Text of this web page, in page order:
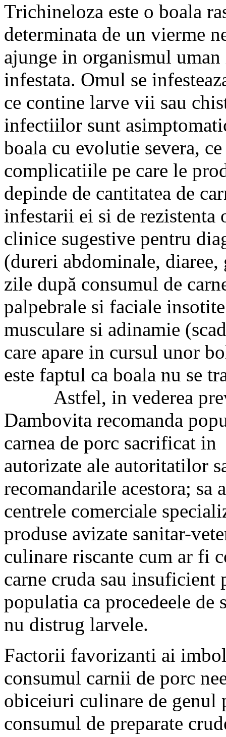
Trichineloza este o boala
determinata de un vierme
ajunge in organismul
infestata. Omul se
ce contine larve vii sau
infectiilor sunt
boala cu evolutie severa,
complicatiile pe care le
depinde de cantitatea de
infestarii ei si de rezistenta
clinice sugestive pentru
(dureri abdominale,
zile după consumul de
palpebrale si faciale
musculare si adinamie
care apare in cursul unor
este faptul ca boala nu se
Astfel, in vederea
Dambovita recomanda
carnea de porc sacrificat
autorizate ale autoritatilor
recomandarile acestora; sa
centrele comerciale
produse avizate sanitar-
culinare riscante cum ar fi
carne cruda sau
populatia ca procedeele de
nu distrug larvele.
Factorii favorizanti ai
consumul carnii de porc
obiceiuri culinare de genul
consumul de preparate